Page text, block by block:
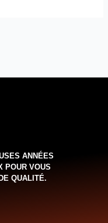
ANNÉES
POUR VOUS
QUALITÉ.‌‌‌‌‌